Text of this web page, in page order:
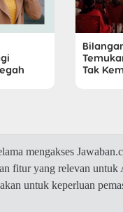
Tak
mengakses
fitur yang relevan
untuk keperluan